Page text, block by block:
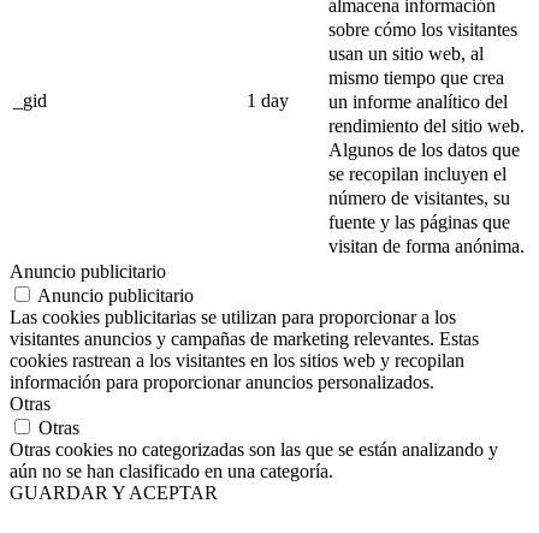
_gid 1 day
almacena información
sobre cómo los visitantes
usan un sitio web, al
mismo tiempo que crea
un informe analítico del
rendimiento del sitio web.
Algunos de los datos que
se recopilan incluyen el
número de visitantes, su
fuente y las páginas que
visitan de forma anónima.
Anuncio publicitario
Anuncio publicitario
Las cookies publicitarias se utilizan para proporcionar a los
visitantes anuncios y campañas de marketing relevantes. Estas
cookies rastrean a los visitantes en los sitios web y recopilan
información para proporcionar anuncios personalizados.
Otras
Otras
Otras cookies no categorizadas son las que se están analizando y
aún no se han clasificado en una categoría.
GUARDAR Y ACEPTAR